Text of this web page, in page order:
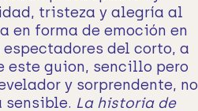
tristeza y alegría al
en forma de emoción en
del corto, a
este guion, sencillo pero
y sorprendente, no
La historia de